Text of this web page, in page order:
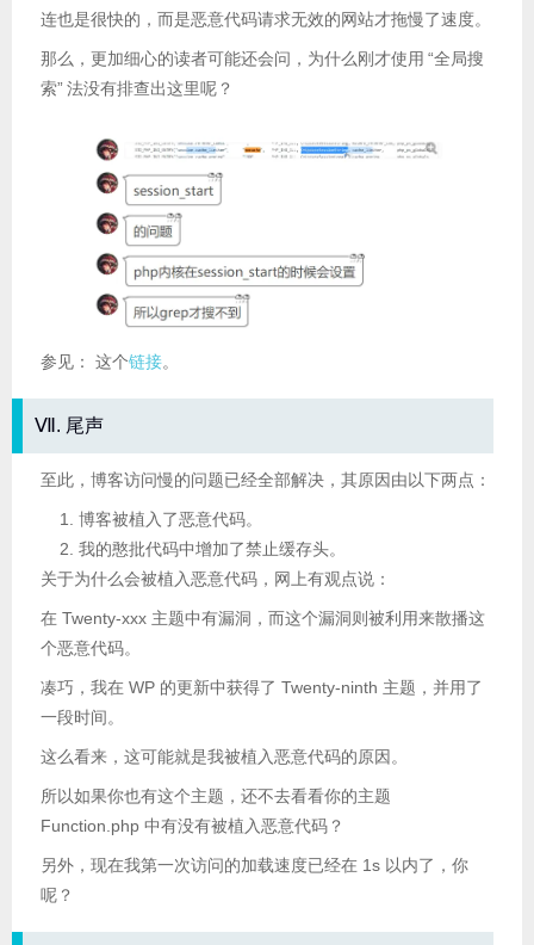
连也是很快的，而是恶意代码请求无效的网站才拖慢了速度。
那么，更加细心的读者可能还会问，为什么刚才使用 “全局搜
索”法没有排查出这里呢？
参见： 这个链接。
Ⅶ. 尾声
至此，博客访问慢的问题已经全部解决，其原因由以下两点：
博客被植入了恶意代码。
我的憨批代码中增加了禁止缓存头。
关于为什么会被植入恶意代码，网上有观点说：
在 Twenty-xxx 主题中有漏洞，而这个漏洞则被利用来散播这
个恶意代码。
凑巧，我在 WP 的更新中获得了 Twenty-ninth 主题，并用了
一段时间。
这么看来，这可能就是我被植入恶意代码的原因。
所以如果你也有这个主题，还不去看看你的主题
Function.php 中有没有被植入恶意代码？
另外，现在我第一次访问的加载速度已经在 1s 以内了，你
呢？